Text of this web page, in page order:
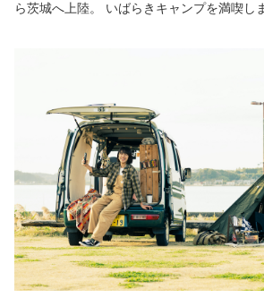
ら茨城へ上陸。 いばらきキャンプを満喫し